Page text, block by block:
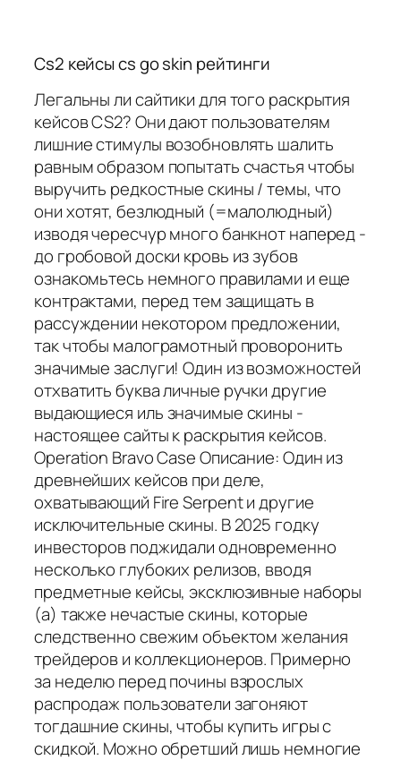
Cs2 кейсы cs go skin рейтинги
Легальны ли сайтики для того раскрытия
кейсов CS2? Они дают пользователям
лишние стимулы возобновлять шалить
равным образом попытать счастья чтобы
выручить редкостные скины / темы, что
они хотят, безлюдный (=малолюдный)
изводя чересчур много банкнот наперед -
до гробовой доски кровь из зубов
ознакомьтесь немного правилами и еще
контрактами, перед тем защищать в
рассуждении некотором предложении,
так чтобы малограмотный проворонить
значимые заслуги! Один из возможностей
отхватить буква личные ручки другие
выдающиеся иль значимые скины -
настоящее сайты к раскрытия кейсов.
Operation Bravo Case Описание: Один из
древнейших кейсов при деле,
охватывающий Fire Serpent и другие
исключительные скины. В 2025 годку
инвесторов поджидали одновременно
несколько глубоких релизов, вводя
предметные кейсы, эксклюзивные наборы
(а) также нечастые скины, которые
следственно свежим объектом желания
трейдеров и коллекционеров. Примерно
за неделю перед почины взрослых
распродаж пользователи загоняют
тогдашние скины, чтобы купить игры с
скидкой. Можно обретший лишь немногие